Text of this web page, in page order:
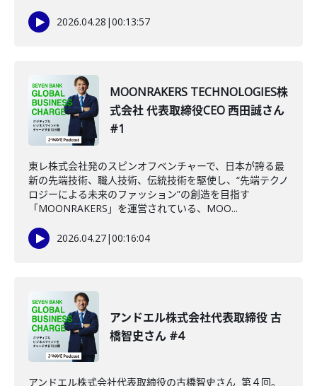
2026.04.28 |00:13:57
MOONRAKERS TECHNOLOGIES株
式会社 代表取締役CEO 西田誠さん
#1
東レ株式会社発のスピンオフベンチャーで、日本が誇る最
新の先端技術、職人技術、伝統技術を駆使し、“先端テクノ
ロジーによる未来のファッション”の創造を目指す
「MOONRAKERS」を運営されている、MOO...
2026.04.27|00:16:04
アンドエル株式会社代表取締役 古
橋智史さん #4
アンドエル株式会社代表取締役の古橋智史さん 第４回。